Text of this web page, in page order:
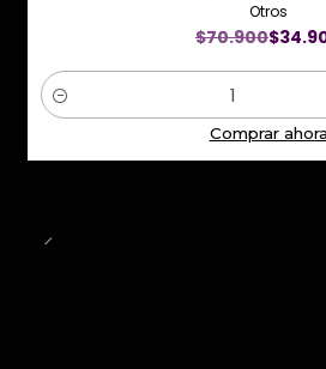
Otros
$70.900
Cantidad
Comprar ahora